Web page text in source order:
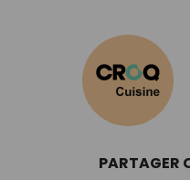
PARTAGER